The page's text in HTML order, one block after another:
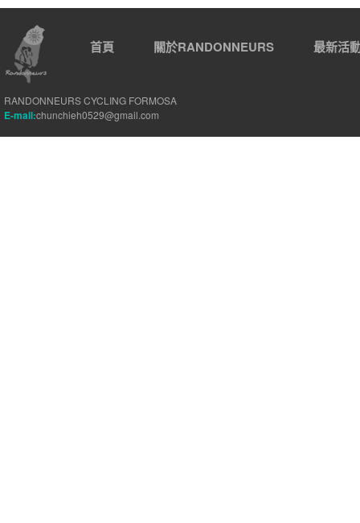
首頁 關於RANDONNEURS 最新活
RANDONNEURS CYCLING FORMOSA
E-mail:chunchieh0529@gmail.com